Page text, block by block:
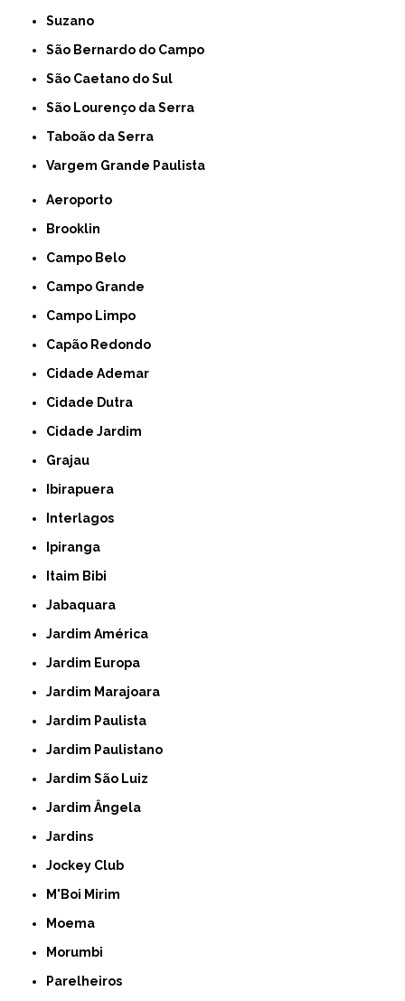
Suzano
São Bernardo do Campo
São Caetano do Sul
São Lourenço da Serra
Taboão da Serra
Vargem Grande Paulista
Aeroporto
Brooklin
Campo Belo
Campo Grande
Campo Limpo
Capão Redondo
Cidade Ademar
Cidade Dutra
Cidade Jardim
Grajau
Ibirapuera
Interlagos
Ipiranga
Itaim Bibi
Jabaquara
Jardim América
Jardim Europa
Jardim Marajoara
Jardim Paulista
Jardim Paulistano
Jardim São Luiz
Jardim Ângela
Jardins
Jockey Club
M'Boi Mirim
Moema
Morumbi
Parelheiros